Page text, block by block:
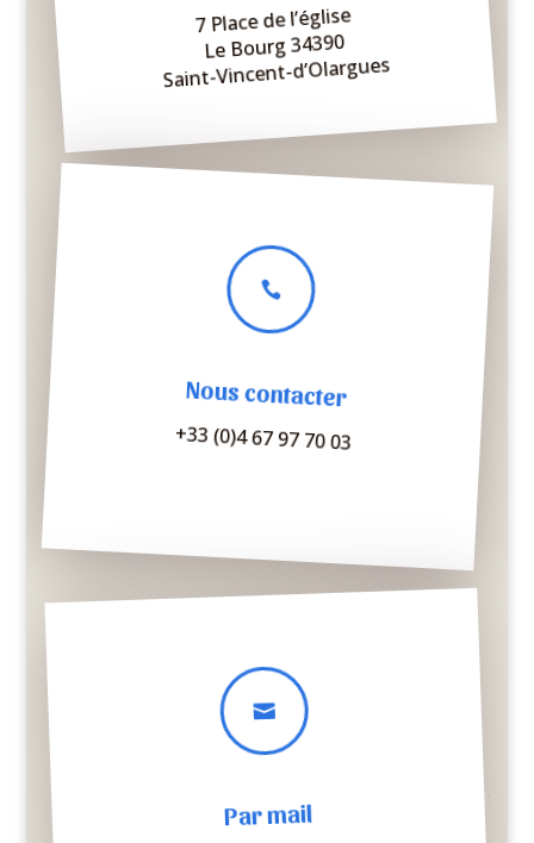
7 Place de l’église
Le Bourg 34390
Saint-Vincent-d’Olargues

Nous contacter
+33 (0)4 67 97 70 03

Par mail